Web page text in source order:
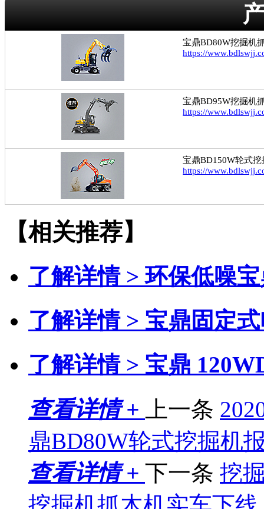
宝鼎BD80W挖掘机
https://
宝鼎BD95W挖掘机
https://
宝鼎BD150W轮式
https://
【相关推荐】
了解详情 >环保低噪
了解详情 > 宝鼎固定
了解详情 > 宝鼎
查看详情 +
上一条
鼎BD80W轮式挖掘机
查看详情 + 下一条 挖